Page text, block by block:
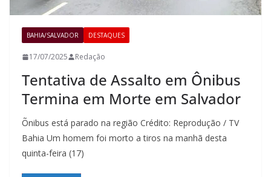
BAHIA/SALVADOR DESTAQUES
17/07/2025 Redação
Tentativa de Assalto em Ônibus
Termina em Morte em Salvador
Õnibus está parado na região Crédito: Reprodução / TV
Bahia Um homem foi morto a tiros na manhã desta
quinta-feira (17)